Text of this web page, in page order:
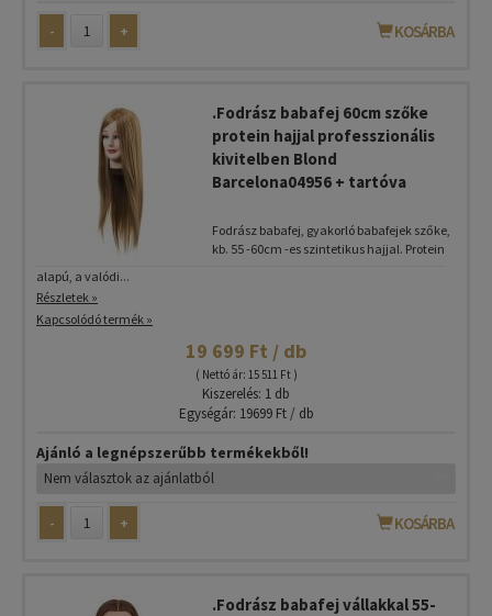
- + KOSÁRBA
.Fodrász babafej 60cm szőke
protein hajjal professzionális
kivitelben Blond
Barcelona04956 + tartóva
Fodrász babafej, gyakorló babafejek szőke,
kb. 55 -60cm -es szintetikus hajjal. Protein
alapú, a valódi...
Részletek »
Kapcsolódó termék »
19 699 Ft / db
( Nettó ár: 15 511 Ft )
Kiszerelés: 1 db
Egységár: 19699 Ft / db
Ajánló a legnépszerűbb termékekből!
- + KOSÁRBA
.Fodrász babafej vállakkal 55-